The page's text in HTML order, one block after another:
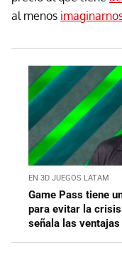
al menos
EN 3D JUEGOS LATAM
Game Pass tiene
para evitar la
señala las